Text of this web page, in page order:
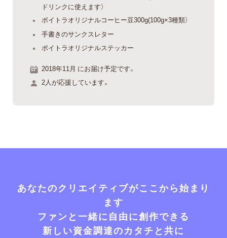
ドリンクに使えます）
ポイトラオリジナルコーヒー豆300g(100g×3種類）
手書きのサンクスレター
ポイトラオリジナルステッカー
2018年11月 にお届け予定です。
2人が応援しています。
あなたのクリエイティブがここから始まり
ます
ファンと一緒に自由に創作できる
新しい資金調達のカタチと共に